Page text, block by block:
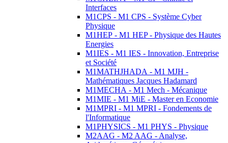
Interfaces
M1CPS - M1 CPS - Système Cyber
Physique
M1HEP - M1 HEP - Physique des Hautes
Energies
M1IES - M1 IES - Innovation, Entreprise
et Société
M1MATHJHADA - M1 MJH -
Mathématiques Jacques Hadamard
M1MECHA - M1 Mech - Mécanique
M1MIE - M1 MiE - Master en Economie
M1MPRI - M1 MPRI - Fondements de
l'Informatique
M1PHYSICS - M1 PHYS - Physique
M2AAG - M2 AAG - Analyse,